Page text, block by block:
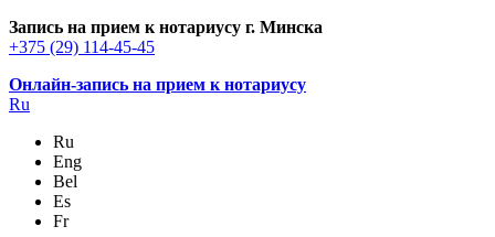
Запись на прием к нотариусу г. Минска
+375 (29) 114-45-45
Онлайн-запись на прием к нотариусу
Ru
Ru
Eng
Bel
Es
Fr